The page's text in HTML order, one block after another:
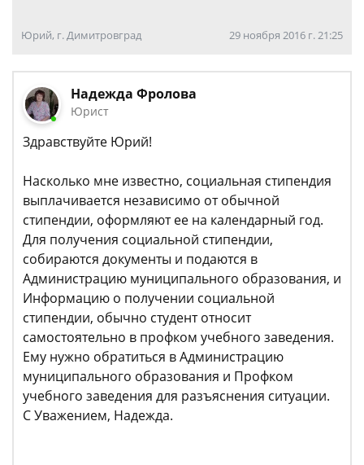
Юрий, г. Димитровград 29 ноября 2016 г. 21:25
Надежда Фролова
Юрист
Здравствуйте Юрий!
Насколько мне известно, социальная стипендия
выплачивается независимо от обычной
стипендии, оформляют ее на календарный год.
Для получения социальной стипендии,
собираются документы и подаются в
Администрацию муниципального образования, и
Информацию о получении социальной
стипендии, обычно студент относит
самостоятельно в профком учебного заведения.
Ему нужно обратиться в Администрацию
муниципального образования и Профком
учебного заведения для разъяснения ситуации.
С Уважением, Надежда.